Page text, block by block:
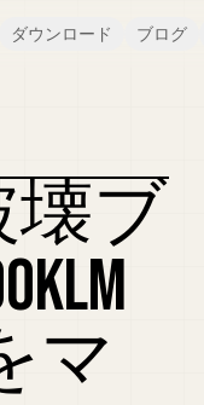
ダウンロード ブログ
バーをリミックス
壊ブ
マ